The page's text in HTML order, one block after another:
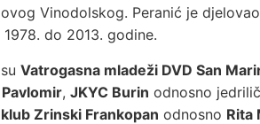
Vinodolskog. Peranić je
do 2013. godine.
Vatrogasna mladeži DVD San
, JKYC Burin odnosno
Zrinski Frankopan odnosno Rita